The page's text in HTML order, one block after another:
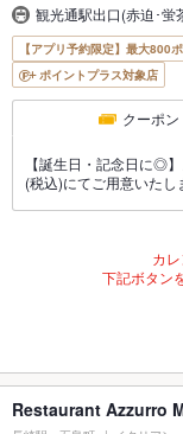
観光通駅出口(赤迫･蛍
【アプリ予約限定】最大800
ポイントプラス対象店
クーポン
【誕生日・記念日に◎
(税込)にてご用意いたし
カ
下記ボタン
Restaurant Azzurro